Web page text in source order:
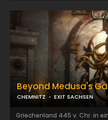
Beyond Medusa's
CHEMNITZ EXIT SACHSEN
Griechenland 445 v. Chr. in